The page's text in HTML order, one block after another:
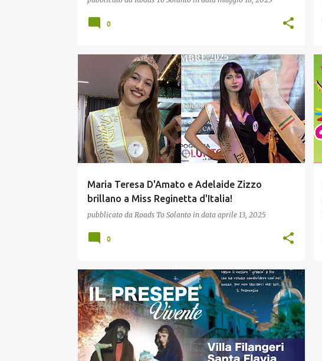
0
Maria Teresa D'Amato e Adelaide Zizzo
brillano a Miss Reginetta d'Italia!
pubblicato da Roads To Solanto in data aprile 13, 2025
ATTUALITÀ MODA
0
NATALE 2024